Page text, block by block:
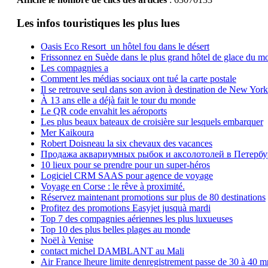
Les infos touristiques les plus lues
Oasis Eco Resort un hôtel fou dans le désert
Frissonnez en Suède dans le plus grand hôtel de glace du
Les compagnies a
Comment les médias sociaux ont tué la carte postale
Il se retrouve seul dans son avion à destination de New York
À 13 ans elle a déjà fait le tour du monde
Le QR code envahit les aéroports
Les plus beaux bateaux de croisière sur lesquels embarquer
Mer Kaikoura
Robert Doisneau la six chevaux des vacances
Продажа аквариумных рыбок и аксолотолей в
10 lieux pour se prendre pour un super-héros
Logiciel CRM SAAS pour agence de voyage
Voyage en Corse : le rêve à proximité.
Réservez maintenant promotions sur plus de 80 destinations
Profitez des promotions Easyjet jusquà mardi
Top 7 des compagnies aériennes les plus luxueuses
Top 10 des plus belles plages au monde
Noël à Venise
contact michel DAMBLANT au Mali
Air France lheure limite denregistrement passe de 30 à 40